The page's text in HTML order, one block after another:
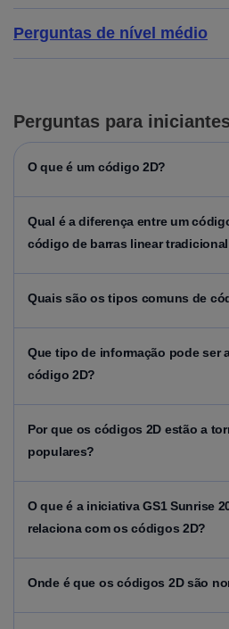
Perguntas de nível médio
Perguntas para
O que é um código 2D?
Qual é a diferença entre um
código de barras linear
Quais são os tipos comuns de
Que tipo de informação pode ser
código 2D?
Porque os códigos 2D estão a
populares?
Oque é a iniciativa GS1 Sunrise
relaciona com os códigos 2D?
Onde é que os códigos 2D são